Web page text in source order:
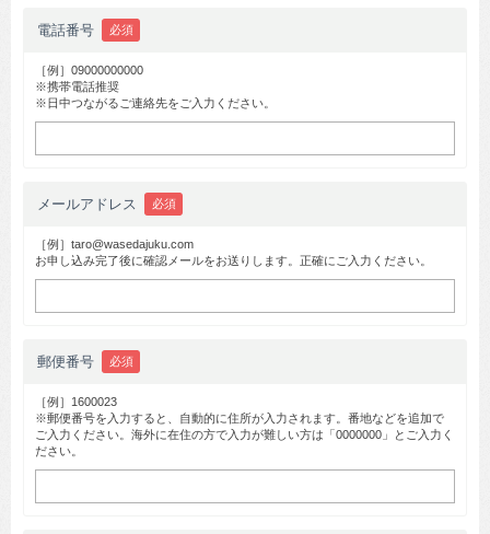
電話番号 必須
［例］09000000000
※携帯電話推奨
※日中つながるご連絡先をご入力ください。
メールアドレス 必須
［例］taro@wasedajuku.com
お申し込み完了後に確認メールをお送りします。正確にご入力ください。
郵便番号 必須
［例］1600023
※郵便番号を入力すると、自動的に住所が入力されます。番地などを追加で
ご入力ください。海外に在住の方で入力が難しい方は「0000000」とご入力く
ださい。